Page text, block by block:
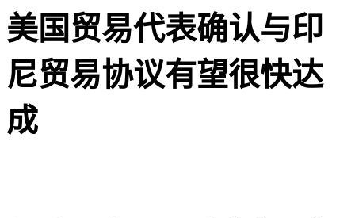
美国贸易代表确认与印
尼贸易协议有望很快达
成